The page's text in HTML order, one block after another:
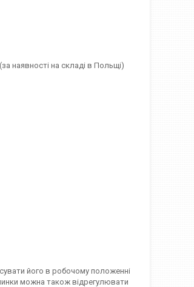
наявності на складі в Польщі)
його в робочому положенні
можна також відрегулювати